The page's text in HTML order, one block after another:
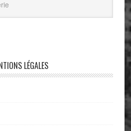
LÉGALES